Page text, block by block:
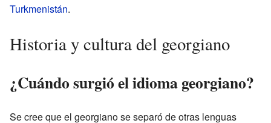
Turkmenistán.
Historia y cultura del georgiano
¿Cuándo surgió el idioma georgiano?
Se cree que el georgiano se separó de otras lenguas